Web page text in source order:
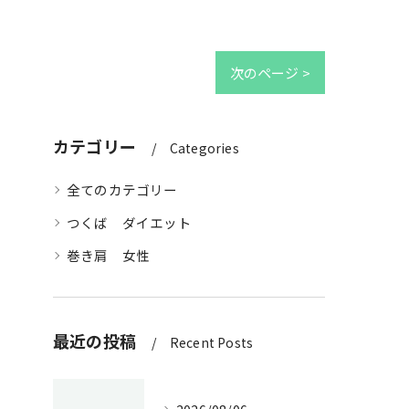
次のページ >
カテゴリー Categories
全てのカテゴリー
つくば ダイエット
巻き肩 女性
最近の投稿 Recent Posts